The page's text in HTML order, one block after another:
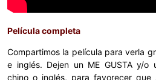
Película completa
Compartimos la película para verla
e inglés. Dejen un ME GUSTA y/o
chino o inglés, para favorecer que